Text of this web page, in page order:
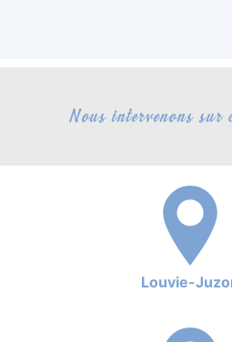
Nous intervenons sur
Louvie-